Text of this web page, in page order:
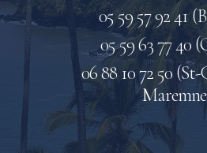
05 59 57 92 41
05 59 63 77 40
06 88 10 72 50